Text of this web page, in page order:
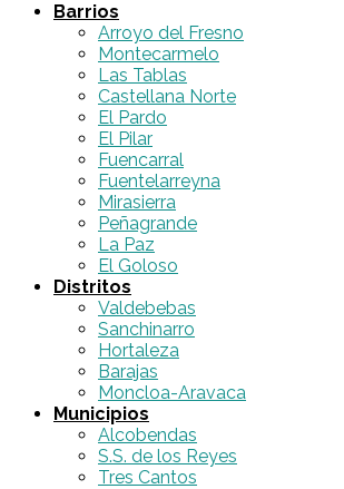
Barrios
Arroyo del Fresno
Montecarmelo
Las Tablas
Castellana Norte
El Pardo
El Pilar
Fuencarral
Fuentelarreyna
Mirasierra
Peñagrande
La Paz
El Goloso
Distritos
Valdebebas
Sanchinarro
Hortaleza
Barajas
Moncloa-Aravaca
Municipios
Alcobendas
S.S. de los Reyes
Tres Cantos